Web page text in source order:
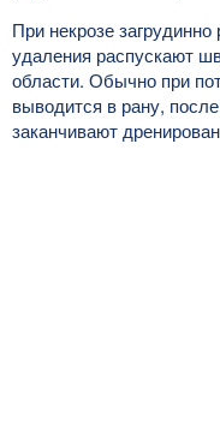
При некрозе
удаления распускают
области. Обычно при
выводится в рану,
заканчивают